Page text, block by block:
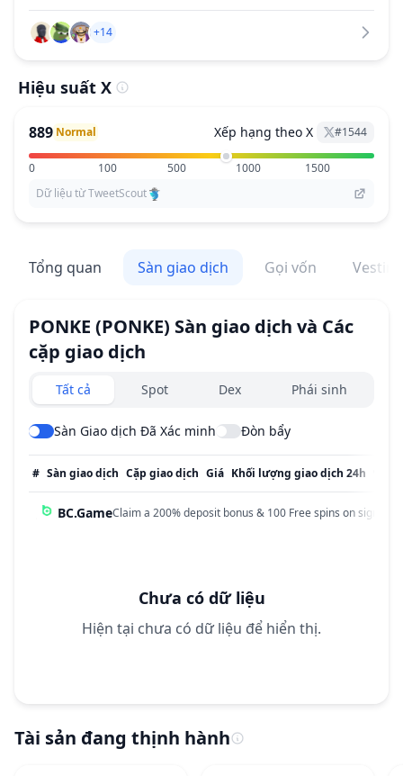
+14
Hiệu suất X
889 Normal Xếp hạng theo X #1544
0 100 500 1000
1500
Dữ liệu từ TweetScout
Tổng quan Sàn giao dịch Gọi vốn Vesting
PONKE (PONKE) Sàn giao dịch và Các
cặp giao dịch
Exchanges type
Tất cả Spot Dex Phái sinh
Sàn Giao dịch Đã Xác minh Đòn bẩy
# Sàn giao dịch Cặp giao dịch Giá Khối lượng giao dịch 24h
BC.GameClaim a 200% deposit bonus & 100 Free spins on sign up!
Chưa có dữ liệu
Hiện tại chưa có dữ liệu để hiển thị.
Tài sản đang thịnh hành